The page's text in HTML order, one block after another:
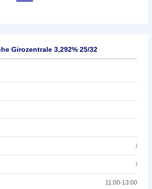
Girozentrale 3,292% 25/32
/
/
11:00-13:00